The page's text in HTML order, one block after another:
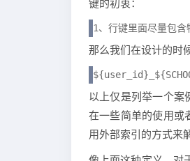
键的初衷：
1、行键里面尽量包含
那么我们在设计的时
以上仅是列举一个案
在一些简单的使用或
用外部索引的方式来